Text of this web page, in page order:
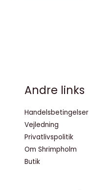
Andre links
Handelsbetingelser
Vejledning
Privatlivspolitik
Om Shrimpholm
Butik